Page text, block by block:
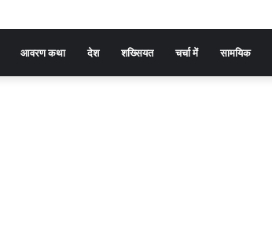
आवरण कथा देश शख्सियत चर्चा में सामयिक